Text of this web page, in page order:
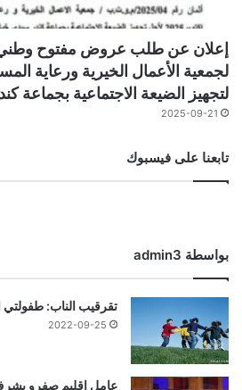
لجمعية الأعمال الخيرية ورعاية
لتجهيز الضيعة الاجتماعية بجماعة
2025-09-21
تابعنا على فيسبوك
بواسطة admin3
تقرقيب الناب: طفولتي
2022-09-25
عامل إقليم صفرو